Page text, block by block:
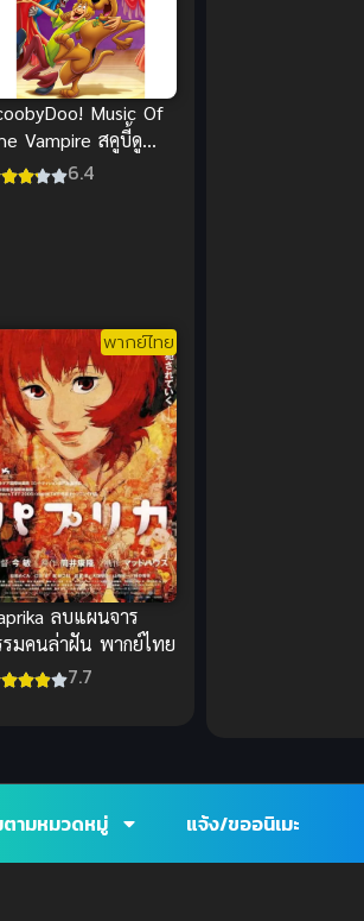
Music Of
Vampire สคูบี้ดู
ต์เพลงแวมไพร์
6.4
พากย์ไทย
ลบแผนจาร
รมคนล่าฝัน พากย์ไทย
7.7
Cyberpunk(4)
Dark Fantasy
ตามหมวดหมู่ แจ้ง/ขออนิเมะ